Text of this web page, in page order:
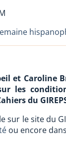
et Caroline
les
du
sur le site du
ou encore